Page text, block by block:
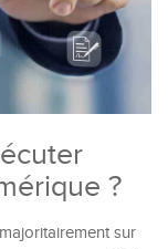
?
sur